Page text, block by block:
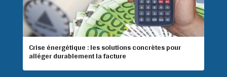
Crise énergétique : les solutions concrètes pour
alléger durablement la facture